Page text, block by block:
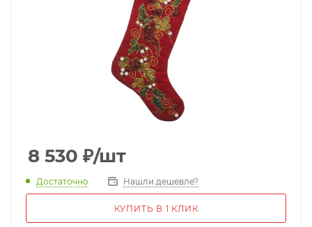
8 530 ₽/шт
Достаточно Нашли дешевле?
КУПИТЬ В 1 КЛИК